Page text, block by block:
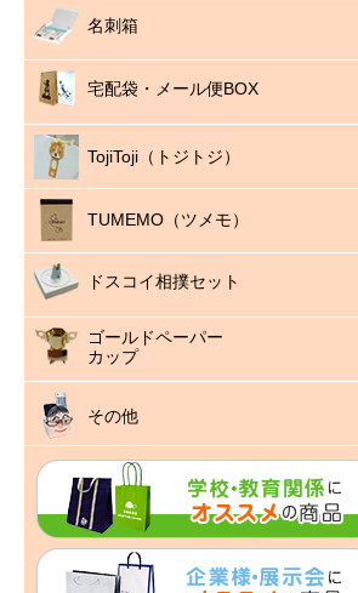
名刺箱
宅配袋・メール便BOX
TojiToji（トジトジ）
TUMEMO（ツメモ）
ドスコイ相撲セット
ゴールドペーパー
カップ
その他